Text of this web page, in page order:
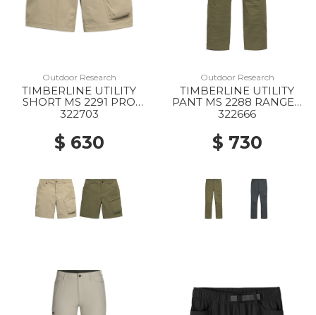
Outdoor Research
TIMBERLINE UTILITY
SHORT MS 2291 PRO
KHAKI
322703
$ 630
Outdoor Research
TIMBERLINE UTILITY
PANT MS 2288 RANGER
GREEN
322666
$ 730